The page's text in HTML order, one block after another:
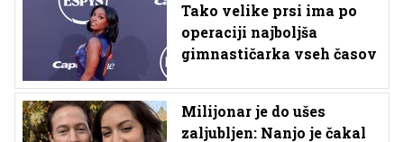
Tako velike prsi ima po
operaciji najboljša
gimnastičarka vseh časov
Milijonar je do ušes
zaljubljen: Nanjo je čakal